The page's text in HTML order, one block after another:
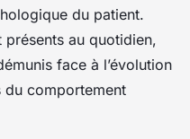
du patient.
présents au quotidien,
face à l’évolution
du comportement